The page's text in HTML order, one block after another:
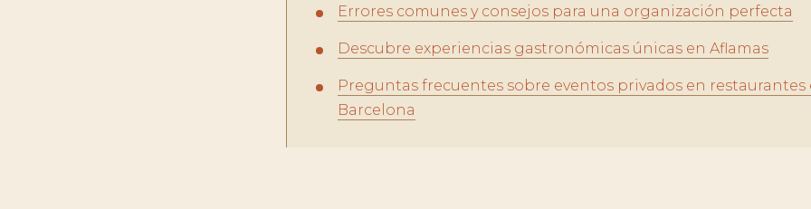
Errores comunes y consejos para una organización perfecta
Descubre experiencias gastronómicas únicas en Aflamas
Preguntas frecuentes sobre eventos privados en restaurantes
Barcelona